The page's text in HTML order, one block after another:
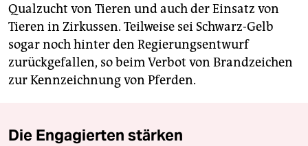
Qualzucht von Tieren und auch der Einsatz von
Tieren in Zirkussen. Teilweise sei Schwarz-Gelb
sogar noch hinter den Regierungsentwurf
zurückgefallen, so beim Verbot von Brandzeichen
zur Kennzeichnung von Pferden.
Die Engagierten stärken